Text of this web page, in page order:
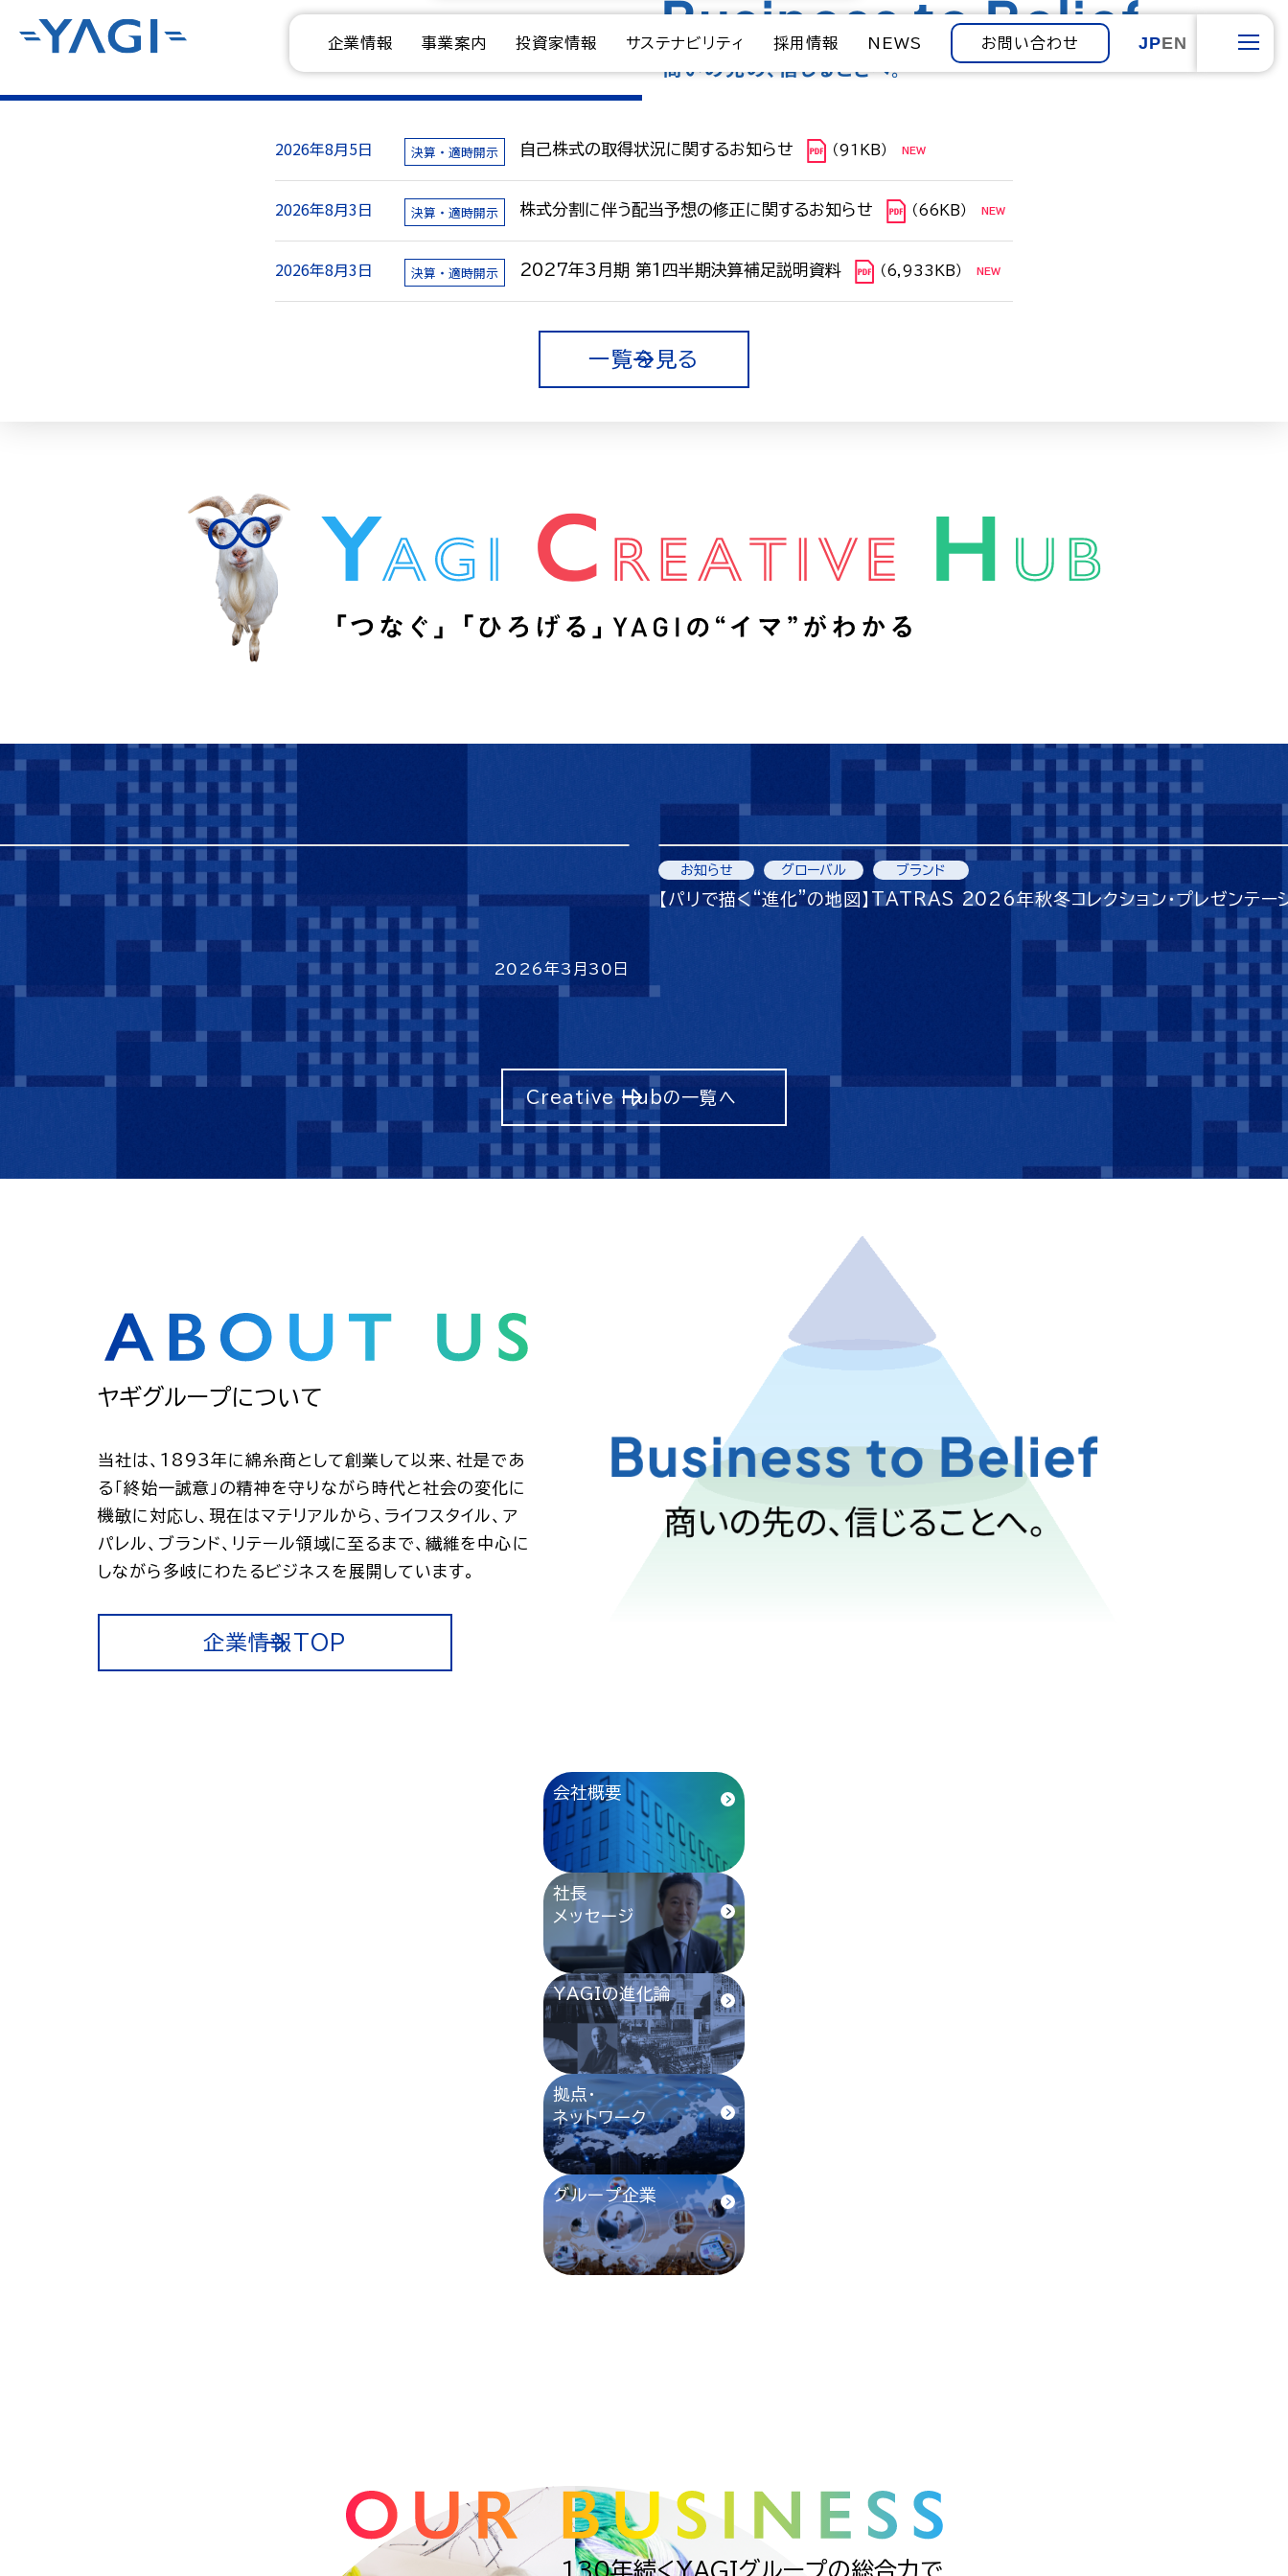
企業情報 事業案内 投資家情報 サステナビリティ 採用情報 NEWS お問い合わせ JPEN
2026年8月5日 決算・適時開示 自己株式の取得状況に関するお知らせ （91KB）
2026年8月3日 決算・適時開示 株式分割に伴う配当予想の修正に関するお知らせ （66KB）
2026年8月3日 決算・適時開示 2027年3月期 第1四半期決算補足説明資料 （6,933KB）
一覧を見る
2026年3月30日
お知らせ グローバル ブランド
【パリで描く“進化”の地図】TATRAS 2026年秋冬コレクション・プレゼンテー
Creative Hubの一覧へ
ヤギグループについて
当社は、1893年に綿糸商として創業して以来、社是であ
る「終始一誠意」の精神を守りながら時代と社会の変化に
機敏に対応し、現在はマテリアルから、ライフスタイル、ア
パレル、ブランド、リテール領域に至るまで、繊維を中心に
しながら多岐にわたるビジネスを展開しています。
企業情報TOP
会社概要
社長
メッセージ
YAGIの進化論
拠点・
ネットワーク
グループ企業
130年続くYAGIグループの総合力で